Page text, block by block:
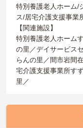
特別養護老人ホーム/
ス/居宅介護支援事業
【関連施設】
特別養護老人ホーム
の里／デイサービス
らんの里／間市岩間
宅介護支援事業所す
里／